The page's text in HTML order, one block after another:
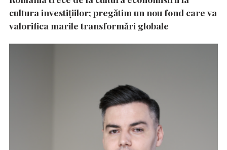
cultura investițiilor; pregătim un nou fond care va
valorifica marile transformări globale